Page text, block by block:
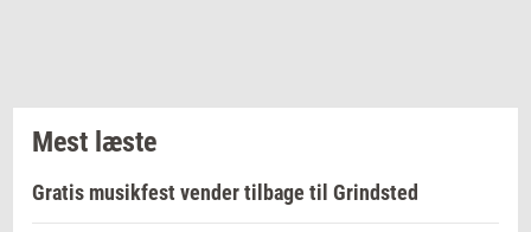
Mest læste
Gratis musikfest vender tilbage til Grindsted